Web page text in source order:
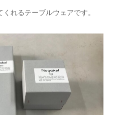
れるテーブルウェアです。